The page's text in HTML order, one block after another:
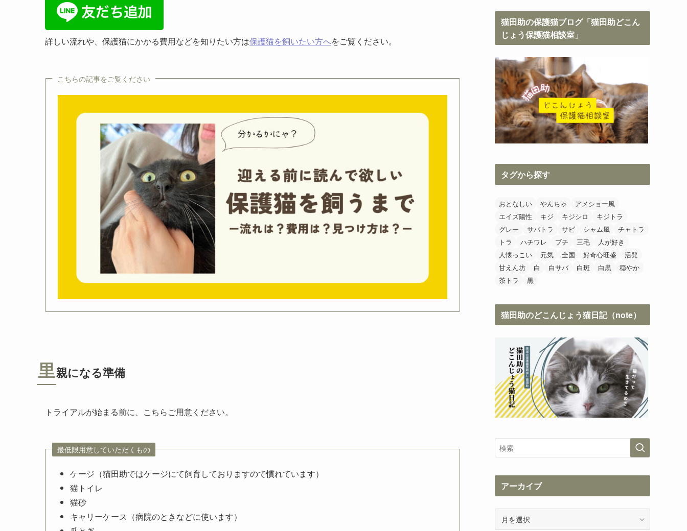
詳しい流れや、保護猫にかかる費用などを知りたい方は保護猫を飼いたい方へをご覧ください。
こちらの記事をご覧ください
里親になる準備
トライアルが始まる前に、こちらご用意ください。
最低限用意していただくもの
ケージ（猫田助ではケージにて飼育しておりますので慣れています）
猫トイレ
猫砂
キャリーケース（病院のときなどに使います）
猫田助の保護猫ブログ「猫田助どこん
じょう保護猫相談室」
タグから探す
おとなしい やんちゃ
アメショー風
エイズ陽性
キジ キジシロ
キジトラ
グレー
サバトラ サビ シャム風
チャトラ
トラ
ハチワレ ブチ 三毛
人が好き
人懐っこい
元気 全国 好奇心旺盛
活発
甘えん坊
白 白サバ 白斑 白黒
穏やか
茶トラ
黒
猫田助のどこんじょう猫日記（note）
アーカイブ